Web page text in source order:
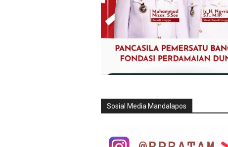
Sosial Media Mandalapos